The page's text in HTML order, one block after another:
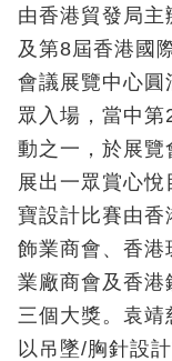
由香港貿發局
及第8屆香港國
會議展覽中心圓
眾入場，當中
動之一，於展覽
展出一眾賞心
寶設計比賽由香
飾業商會、香港
業廠商會及香港
三個大獎。袁
以吊墜/胸針設